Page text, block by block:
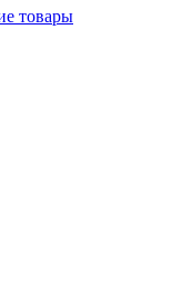
товары